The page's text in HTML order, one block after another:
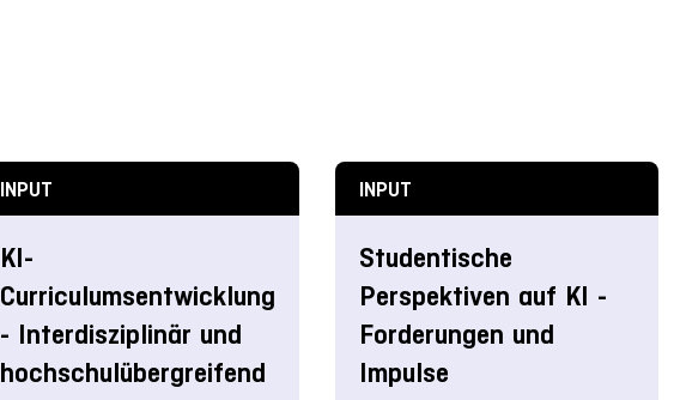
INPUT
KI-
Curriculumsentwicklung
- Interdisziplinär und
hochschulübergreifend
INPUT
Studentische
Perspektiven auf KI -
Forderungen und
Impulse